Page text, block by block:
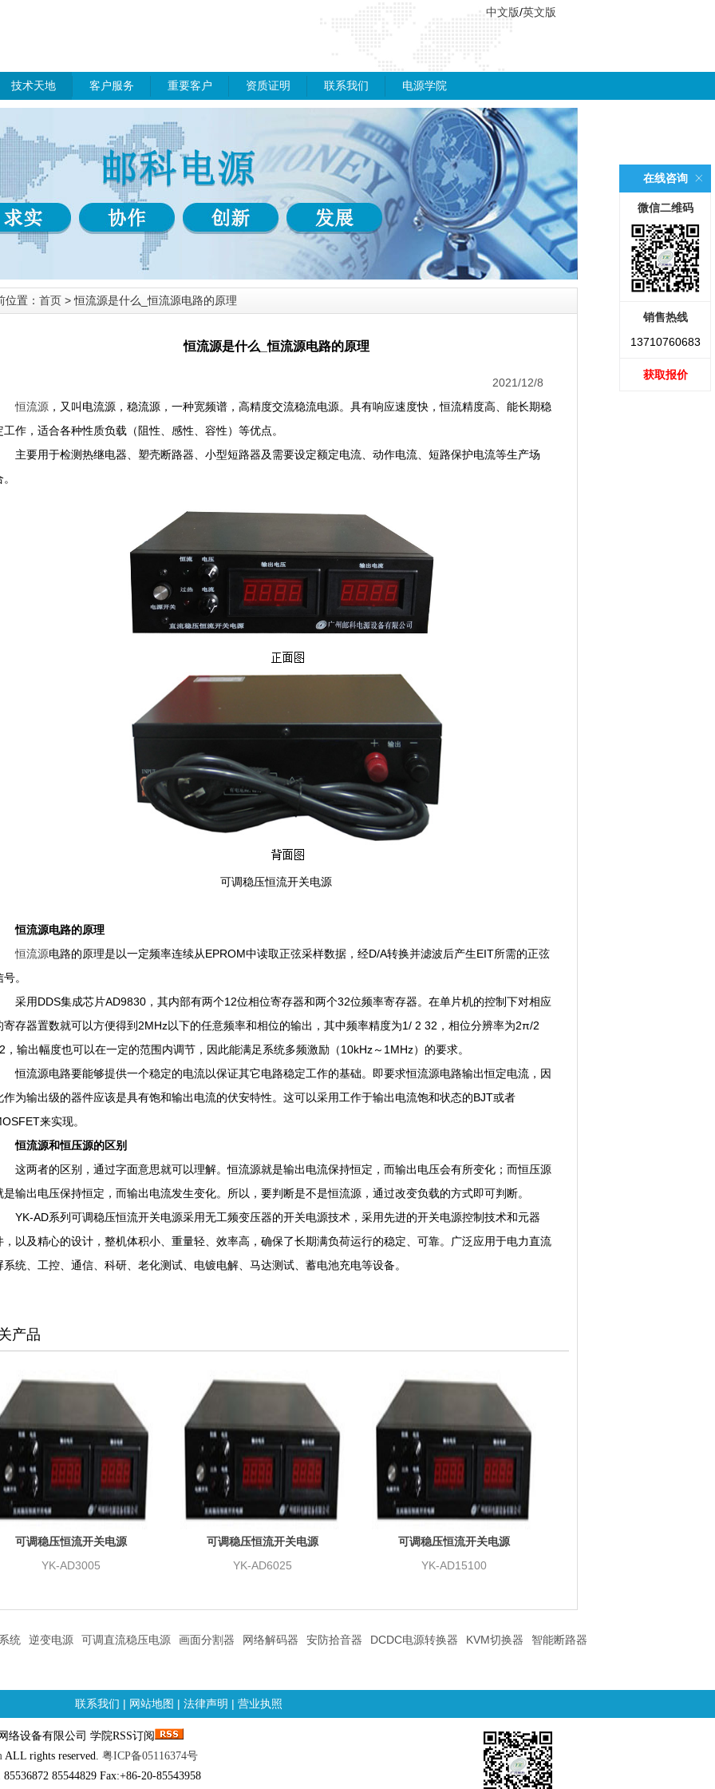
中文版/英文版
技术天地 客户服务 重要客户 资质证明 联系我们 电源学院
位置： 首页 > 恒流源是什么_恒流源电路的原理
恒流源是什么_恒流源电路的原理
2021/12/8
恒流源 ，又叫电流源，稳流源，一种宽频谱，高精度交流稳流电源。具有响应速度快，恒流精度高、能长期稳
工作，适合各种性质负载（阻性、感性、容性）等优点。
要用于检测热继电器、塑壳断路器、小型短路器及需要设定额定电流、动作电流、短路保护电流等生产场
可调稳压恒流开关电源
恒流源电路的原理
恒流源电路的原理是以一定频率连续从EPROM中读取正弦采样数据，经D/A转换并滤波后产生EIT所需的正弦
。
用DDS集成芯片AD9830，其内部有两个12位相位寄存器和两个32位频率寄存器。在单片机的控制下对相应
寄存器置数就可以方便得到2MHz以下的任意频率和相位的输出，其中频率精度为1/ 2 32，相位分辨率为2π/2
，输出幅度也可以在一定的范围内调节，因此能满足系统多频激励（10kHz～1MHz）的要求。
流源电路要能够提供一个稳定的电流以保证其它电路稳定工作的基础。即要求恒流源电路输出恒定电流，因
作为输出级的器件应该是具有饱和输出电流的伏安特性。这可以采用工作于输出电流饱和状态的BJT或者
来实现。
恒流源和恒压源的区别
两者的区别，通过字面意思就可以理解。恒流源就是输出电流保持恒定，而输出电压会有所变化；而恒压源
是输出电压保持恒定，而输出电流发生变化。所以，要判断是不是恒流源，通过改变负载的方式即可判断。
AD系列可调稳压恒流开关电源采用无工频变压器的开关电源技术，采用先进的开关电源控制技术和元器
，以及精心的设计，整机体积小、重量轻、效率高，确保了长期满负荷运行的稳定、可靠。广泛应用于电力直流
系统、工控、通信、科研、老化测试、电镀电解、马达测试、蓄电池充电等设备。
产品
可调稳压恒流开关电源
YK-AD3005
可调稳压恒流开关电源
YK-AD6025
可调稳压恒流开关电源
YK-AD15100
统 逆变电源 可调直流稳压电源 画面分割器 网络解码器 安防拾音器 DCDC电源转换器 KVM切换器 智能断路器
联系我们 | 网站地图 | 法律声明 | 营业执照
络设备有限公司 学院RSS订阅
ALL rights reserved. 粤ICP备05116374号
85544829 Fax:+86-20-85543958
在线咨询
微信二维码
销售热线
13710760683
获取报价